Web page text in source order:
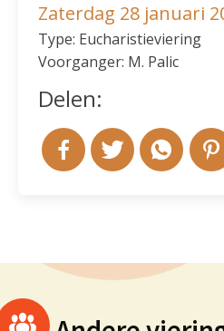
Zaterdag 28 januari
Type: Eucharistieviering
Voorganger: M. Palic
Delen: